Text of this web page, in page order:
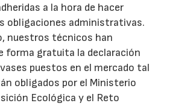
a la hora de hacer
obligaciones administrativas.
nuestros técnicos han
forma gratuita la declaración
puestos en el mercado tal
obligados por el Ministerio
Ecológica y el Reto